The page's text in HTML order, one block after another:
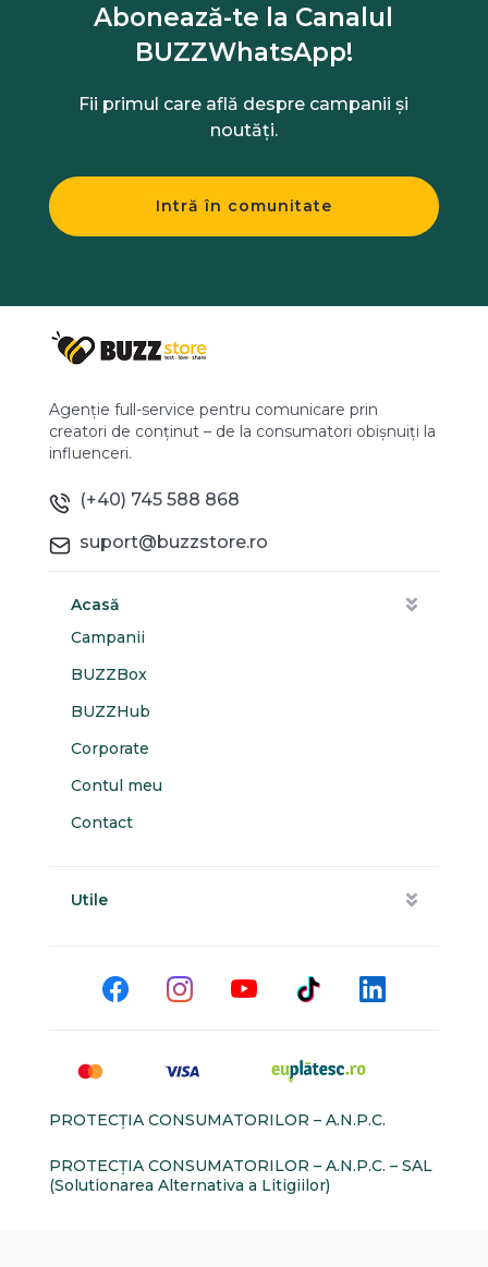
Abonează-te la Canalul
BUZZWhatsApp!
Fii primul care află despre campanii și
noutăți.
Intră în comunitate
Agenție full-service pentru comunicare prin
creatori de conținut – de la consumatori obișnuiți la
influenceri.
(+40) 745 588 868
suport@buzzstore.ro
Acasă
Campanii
BUZZBox
BUZZHub
Corporate
Contul meu
Contact
Utile
PROTECŢIA CONSUMATORILOR – A.N.P.C.
PROTECŢIA CONSUMATORILOR – A.N.P.C. – SAL
(Solutionarea Alternativa a Litigiilor)